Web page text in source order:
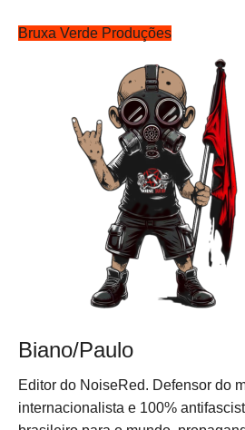
Bruxa Verde Produções
Biano/Paulo
Editor do NoiseRed. Defensor do
internacionalista e 100%